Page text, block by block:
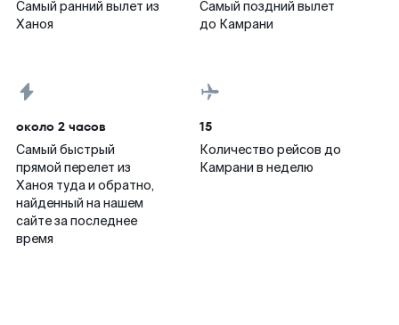
Самый ранний вылет из
Ханоя
Самый поздний вылет
до Камрани
около 2 часов
Самый быстрый
прямой перелет из
Ханоя туда и обратно,
найденный на нашем
сайте за последнее
время
15
Количество рейсов до
Камрани в неделю